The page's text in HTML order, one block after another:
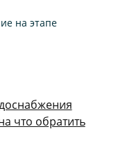
на этапе